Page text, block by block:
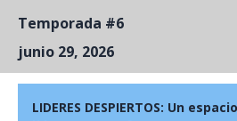
Temporada #6
junio 29, 2026